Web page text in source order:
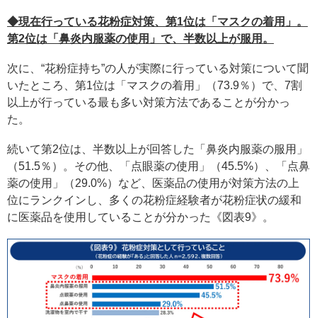
◆現在行っている花粉症対策、第1位は「マスクの着用」。
第2位は「鼻炎内服薬の使用」で、半数以上が服用。
次に、“花粉症持ち”の人が実際に行っている対策について聞
いたところ、第1位は「マスクの着用」（73.9％）で、7割
以上が行っている最も多い対策方法であることが分かっ
た。
続いて第2位は、半数以上が回答した「鼻炎内服薬の服用」
（51.5％）。その他、「点眼薬の使用」（45.5%）、「点鼻
薬の使用」（29.0%）など、医薬品の使用が対策方法の上
位にランクインし、多くの花粉症経験者が花粉症状の緩和
に医薬品を使用していることが分かった《図表9》。